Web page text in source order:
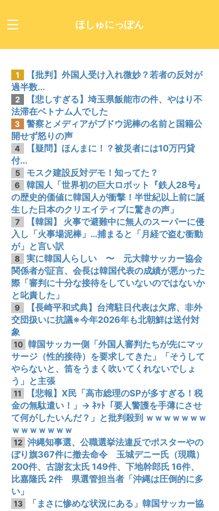
ほしゅにっぽん
1
【批判】外国人受け入れ微妙？若者の反対が
過半数...
2
【悲しすぎる】埼玉県飯能市の件、やはり不
法滞在ベトナム人でした
3
警察とメディアがブドウ泥棒の名前と国籍公
開せず怒りの声
4
【疑問】ほんまに！？被災者には10万円貸
付...
5 モスク建設反対デモ！知ってた？
6
韓国人「世界初の巨大ロボット『鉄人28号』
の歴史的価値に韓国人が衝撃！半世紀以上前に誕
生した日本のクリエイティブに驚きの声」
7
【韓国】 火事で避難中に無人のスーパーに侵
入し「火事場泥棒」…捕まると「月経で盗む衝動
が」と言い訳
8
実に韓国人らしい 〜 元大韓サッカー協会
関係者が証言、会長は韓国代表の成績が悪かった
際「審判に十分な接待をしていないのではないか
と叱責した」
9
【長崎平和式典】台湾駐日代表は欠席、非外
交団扱いに抗議※今年2026年も北朝鮮は送付対
象
10 韓国サッカー側「外国人審判たちが先にマッ
サージ（性的接待）を要求してきた」「そうして
やらないと、笛をうまく吹いてくれないでしょ
う」と主張
11
【悲報】X民「高市総理のSPが多すぎる！税
金の無駄遣い！」→ ﾈｯﾄ「要人警護を手薄にさせ
て何がしたいんだ？」と批判殺到 ｗｗｗｗｗｗｗ
ｗｗｗｗｗｗｗ
12 沖縄知事選、公職選挙法違反でポスターやの
ぼり旗367件に撤去命令 玉城デニー氏（現職）
200件、古謝玄太氏 149件、下地幹郎氏 16件、
比嘉隆氏 2件 県選管担当者「沖縄は圧倒的に多
い」
13
「まさに惨めな状況にある」韓国サッカー協